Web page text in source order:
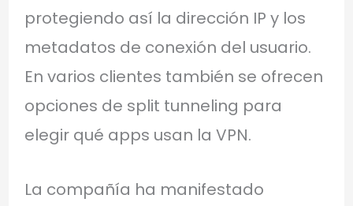
protegiendo así la dirección IP y los
metadatos de conexión del usuario.
En varios clientes también se ofrecen
opciones de split tunneling para
elegir qué apps usan la VPN.
La compañía ha manifestado